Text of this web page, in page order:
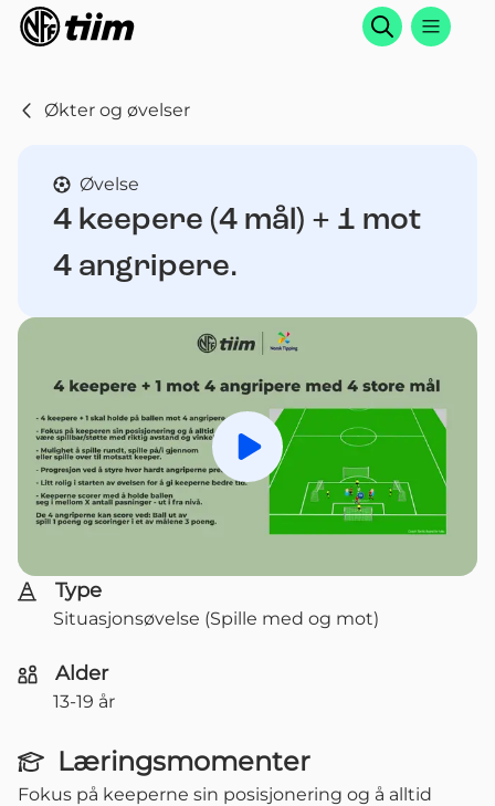
Søk
Økter og øvelser
Øvelse
4 keepere (4 mål) + 1 mot
4 angripere.
Spill av
Type
Situasjonsøvelse (Spille med og mot)
Alder
13-19 år
Læringsmomenter
Fokus på keeperne sin posisjonering og å alltid